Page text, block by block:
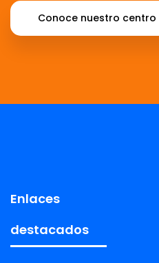
Conoce nuestro centro
Enlaces
destacados